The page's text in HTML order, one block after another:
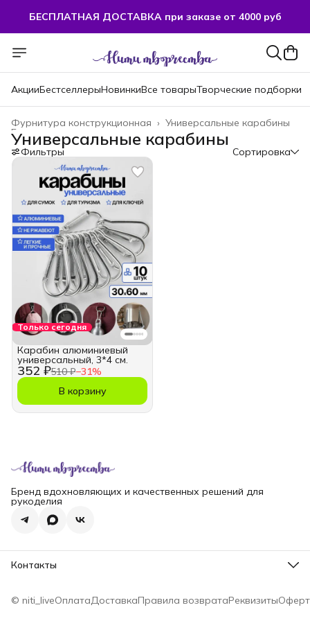
БЕСПЛАТНАЯ ДОСТАВКА при заказе от 4000 руб
АкцииБестселлерыНовинкиВсе товарыТворческие подборки
Универсальные карабины
Фурнитура конструкционная ›
Главная
Универсальные карабины
Фильтры Сортировка
Только сегодня
352 ₽510 ₽−31%
Карабин алюминиевый
универсальный, 3*4 см.
В корзину
Бренд вдохновляющих и качественных решений для
рукоделия
Контакты
Эл. почта
© niti_liveОплатаДоставкаПравила возвратаРеквизиты